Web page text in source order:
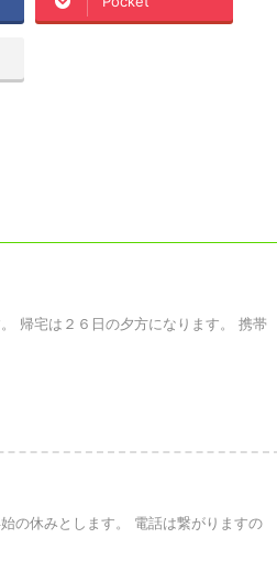
帰宅は２６日の夕方になります。 携帯
の休みとします。 電話は繋がりますの